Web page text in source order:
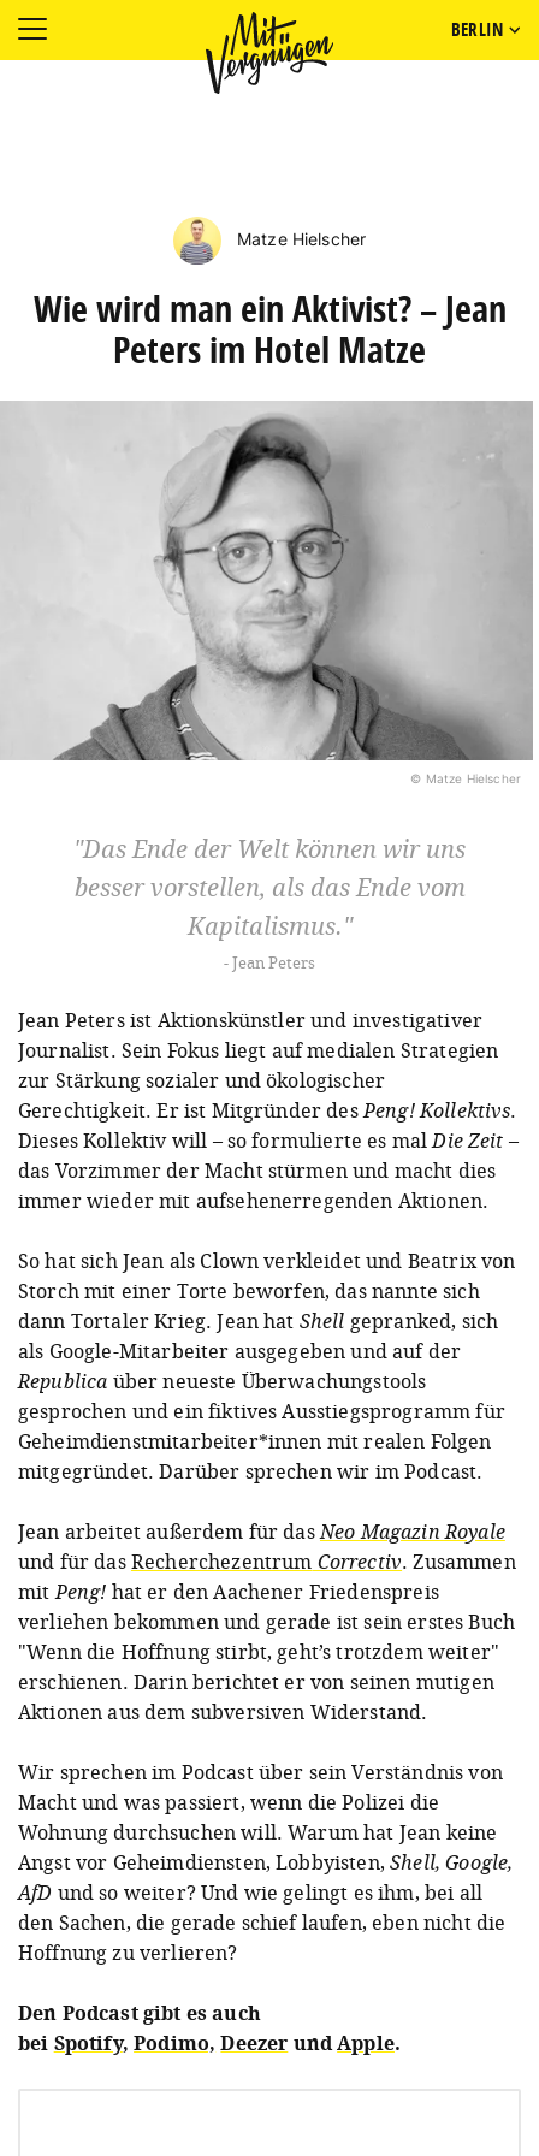
BERLIN
Matze Hielscher
Wie wird man ein Aktivist? – Jean
Peters im Hotel Matze
© Matze Hielscher
Das Ende der Welt können wir uns
besser vorstellen, als das Ende vom
Kapitalismus.
Jean Peters
Jean Peters ist Aktionskünstler und investigativer
Journalist. Sein Fokus liegt auf medialen Strategien
zur Stärkung sozialer und ökologischer
Gerechtigkeit. Er ist Mitgründer desPeng! Kollektivs.
Dieses Kollektiv will – so formulierte es malDie Zeit –
das Vorzimmer der Macht stürmen und macht dies
immer wieder mit aufsehenerregenden Aktionen.
So hat sich Jean als Clown verkleidet und Beatrix von
Storch mit einer Torte beworfen, das nannte sich
dann Tortaler Krieg. Jean hat Shell gepranked, sich
als Google-Mitarbeiter ausgegeben und auf der
Republica über neueste Überwachungstools
gesprochen und ein fiktives Ausstiegsprogramm für
Geheimdienstmitarbeiter*innen mit realen Folgen
mitgegründet. Darüber sprechen wir im Podcast.
Jean arbeitet außerdem für dasNeo Magazin Royale
und für dasRecherchezentrum Correctiv. Zusammen
mitPeng! hat er den Aachener Friedenspreis
verliehen bekommen und gerade ist sein erstes Buch
"Wenn die Hoffnung stirbt, geht’s trotzdem weiter"
erschienen. Darin berichtet er von seinen mutigen
Aktionen aus dem subversiven Widerstand.
Wir sprechen im Podcast über sein Verständnis von
Macht und was passiert, wenn die Polizei die
Wohnung durchsuchen will. Warum hat Jean keine
Angst vor Geheimdiensten, Lobbyisten,Shell, Google,
AfD und so weiter? Und wie gelingt es ihm, bei all
den Sachen, die gerade schief laufen, eben nicht die
Hoffnung zu verlieren?
Den Podcast gibt es auch
bei Spotify,Podimo, Deezer undApple.